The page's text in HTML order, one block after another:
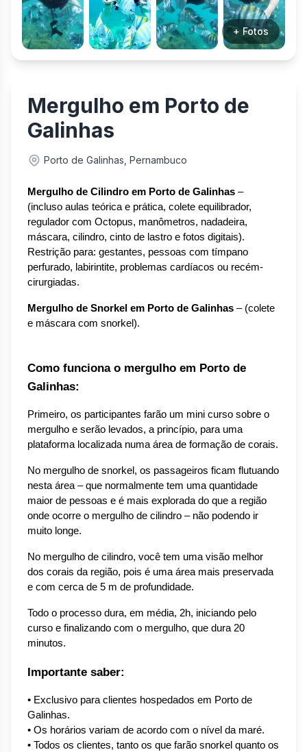
+ Fotos
Mergulho em Porto de
Galinhas
Porto de Galinhas, Pernambuco
Mergulho de Cilindro em Porto de Galinhas –
(incluso aulas teórica e prática, colete equilibrador,
regulador com Octopus, manômetros, nadadeira,
máscara, cilindro, cinto de lastro e fotos digitais).
Restrição para: gestantes, pessoas com tímpano
perfurado, labirintite, problemas cardíacos ou recém-
cirurgiadas.
Mergulho de Snorkel em Porto de Galinhas – (colete
e máscara com snorkel).
Como funciona o mergulho em Porto de
Galinhas:
Primeiro, os participantes farão um mini curso sobre o
mergulho e serão levados, a princípio, para uma
plataforma localizada numa área de formação de corais.
No mergulho de snorkel, os passageiros ficam flutuando
nesta área – que normalmente tem uma quantidade
maior de pessoas e é mais explorada do que a região
onde ocorre o mergulho de cilindro – não podendo ir
muito longe.
No mergulho de cilindro, você tem uma visão melhor
dos corais da região, pois é uma área mais preservada
e com cerca de 5 m de profundidade.
Todo o processo dura, em média, 2h, iniciando pelo
curso e finalizando com o mergulho, que dura 20
minutos.
Importante saber:
• Exclusivo para clientes hospedados em Porto de
Galinhas.
• Os horários variam de acordo com o nível da maré.
• Todos os clientes, tanto os que farão snorkel quanto os